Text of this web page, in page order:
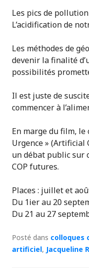
Les pics de
L’acidification de
Les méthodes de
devenir la finalité
possibilités
Il est juste de
commencer à
En marge du film,
Urgence » (Artificial
un débat public sur
COP futures.
Places : juillet et
Du 1ier au 20
Du 21 au 27
Posté dans colloques
artificiel, Jacqueline